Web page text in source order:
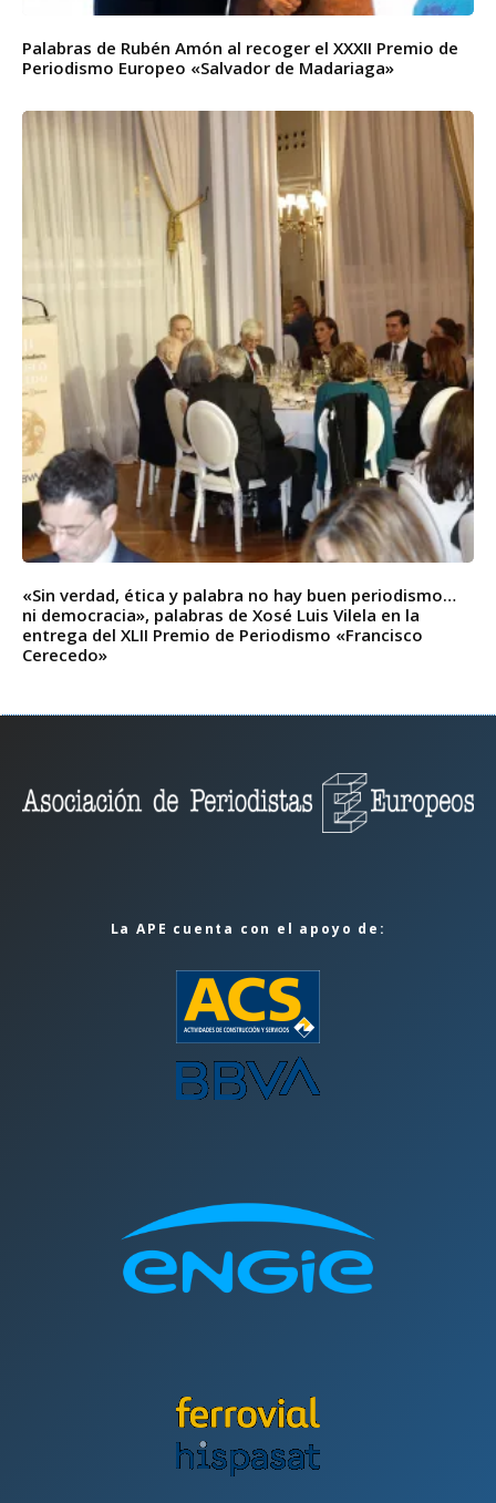
Palabras de Rubén Amón al recoger el XXXII Premio de
Periodismo Europeo «Salvador de Madariaga»
«Sin verdad, ética y palabra no hay buen periodismo…
ni democracia», palabras de Xosé Luis Vilela en la
entrega del XLII Premio de Periodismo «Francisco
Cerecedo»
La APE cuenta con el apoyo de: